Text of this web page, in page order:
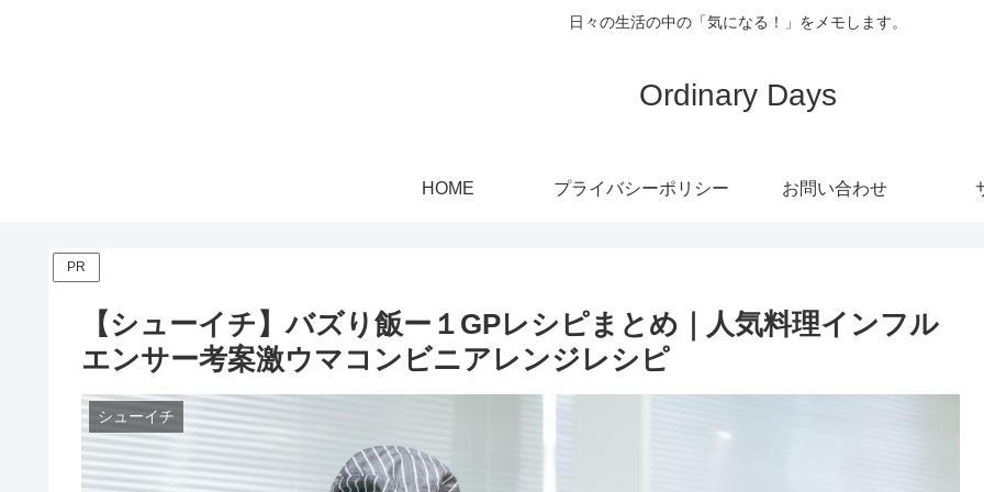
日々の生活の中の「気になる！」をメモします。
Ordinary Days
HOME プライバシーポリシー お問い合わせ
PR
【シューイチ】バズり飯ー１GPレシピまとめ｜人気料理インフル
エンサー考案激ウマコンビニアレンジレシピ
シューイチ